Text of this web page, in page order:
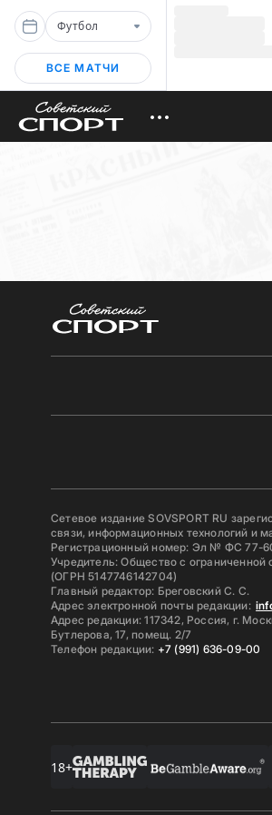
Футбол
ВСЕ МАТЧИ
Сетевое издание SOVSPORT RU
связи, информационных технологий и
Регистрационный номер: Эл № ФС 77-
Учредитель: Общество с ограниченной
(ОГРН 5147746142704)
Главный редактор: Бреговский С. С.
Адрес электронной почты редакции:
Адрес редакции: 117342, Россия, г.
Бутлерова, 17, помещ. 2/7
Телефон редакции: +7 (991) 636-09-00
18+